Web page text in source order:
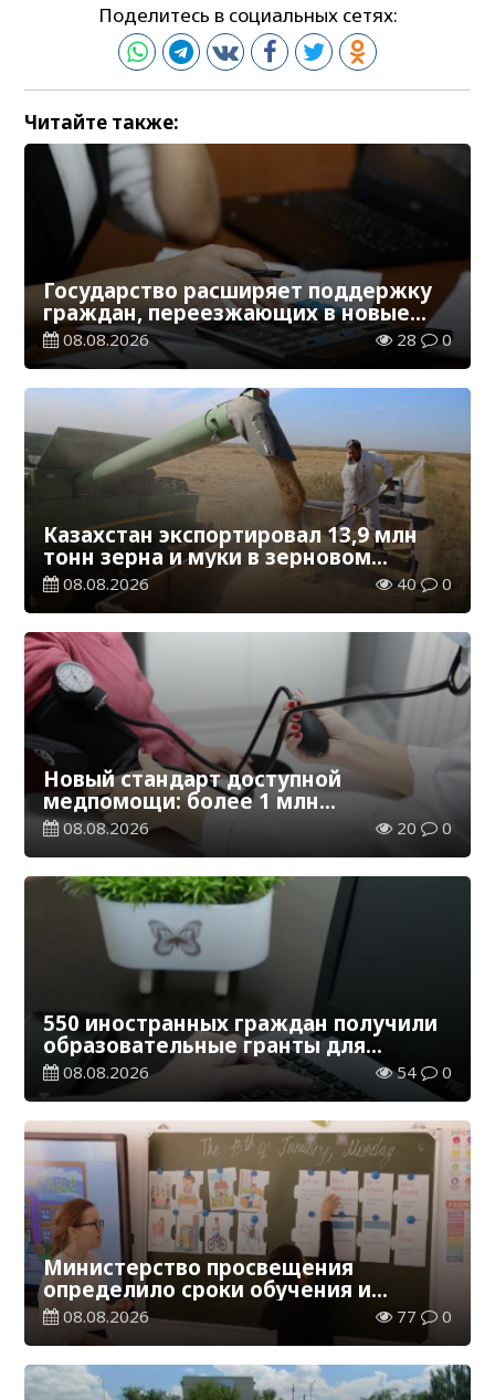
Поделитесь в социальных сетях:
Читайте также:
Государство расширяет поддержку
граждан, переезжающих в новые
регионы для работы
08.08.2026 28 0
Казахстан экспортировал 13,9 млн
тонн зерна и муки в зерновом
эквиваленте
08.08.2026 40 0
Новый стандарт доступной
медпомощи: более 1 млн
казахстанцев получили
телемедицинские услуги
08.08.2026 20 0
550 иностранных граждан получили
образовательные гранты для
обучения в Казахстане
08.08.2026 54 0
Министерство просвещения
определило сроки обучения и
каникул на 2026-2027 учебный год
08.08.2026 77 0